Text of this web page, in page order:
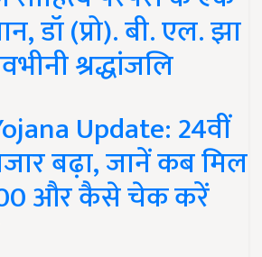
डॉ (प्रो). बी. एल. झा
श्रद्धांजलि
Update: 24वीं
बढ़ा, जानें कब मिल
और कैसे चेक करें